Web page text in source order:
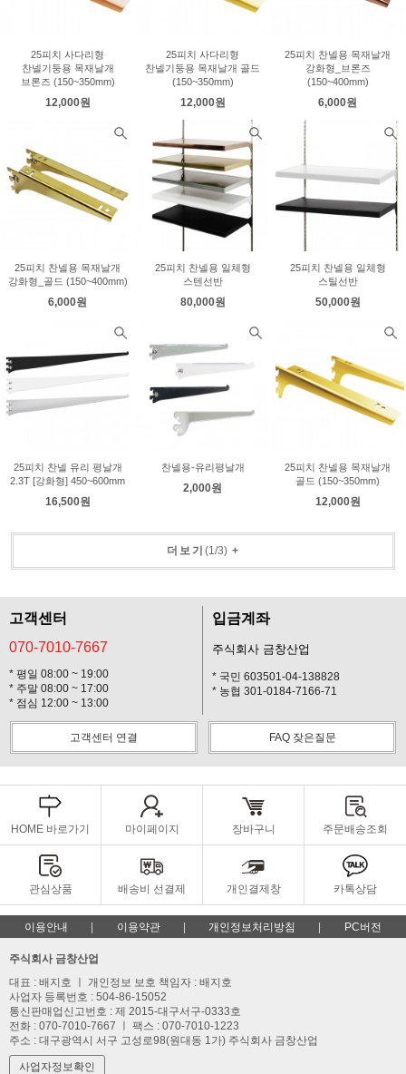
25피치 사다리형
찬넬기둥용 목재날개
브론즈 (150~350mm)
12,000원
25피치 사다리형
찬넬기둥용 목재날개 골드
(150~350mm)
12,000원
25피치 찬넬용 목재날개
강화형_브론즈
(150~400mm)
6,000원
25피치 찬넬용 목재날개
강화형_골드 (150~400mm)
6,000원
25피치 찬넬용 일체형
스텐선반
80,000원
25피치 찬넬용 일체형
스틸선반
50,000원
25피치 찬넬 유리 평날개
2.3T [강화형] 450~600mm
16,500원
찬넬용-유리평날개
2,000원
25피치 찬넬용 목재날개
골드 (150~350mm)
12,000원
더보기 (1/3)+
고객센터
070-7010-7667
* 평일 08:00 ~ 19:00
* 주말 08:00 ~ 17:00
* 점심 12:00 ~ 13:00
입금계좌
주식회사 금창산업
* 국민 603501-04-138828
* 농협 301-0184-7166-71
고객센터 연결 FAQ 잦은질문
HOME 바로가기 마이페이지 장바구니 주문배송조회
관심상품 배송비 선결제 개인결제창 카톡상담
이용안내 이용약관 개인정보처리방침 PC버전
주식회사 금창산업
대표 : 배지호 ㅣ 개인정보 보호 책임자 : 배지호
사업자 등록번호 : 504-86-15052
통신판매업신고번호 : 제 2015-대구서구-0333호
전화 : 070-7010-7667 ㅣ 팩스 : 070-7010-1223
주소 : 대구광역시 서구 고성로98(원대동 1가) 주식회사 금창산업
사업자정보확인